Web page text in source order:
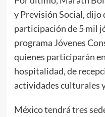
y Previsión Social, dijo
participación de 5 mil
programa Jóvenes
quienes participarán
hospitalidad, de
actividades culturales
México tendrá tres